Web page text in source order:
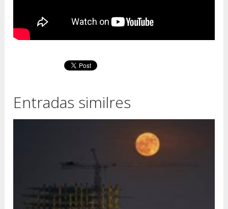
Entradas similres